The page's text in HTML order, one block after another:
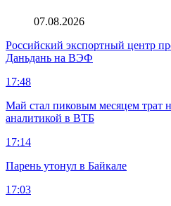
07.08.2026
Российский экспортный центр
Даньдань на ВЭФ
17:48
Май стал пиковым месяцем трат
аналитикой в ВТБ
17:14
Парень утонул в Байкале
17:03